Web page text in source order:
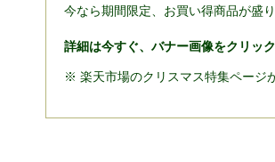
今なら期間限定、お買い得商品が盛
詳細は今すぐ、バナー画像をクリッ
※ 楽天市場のクリスマス特集ページ